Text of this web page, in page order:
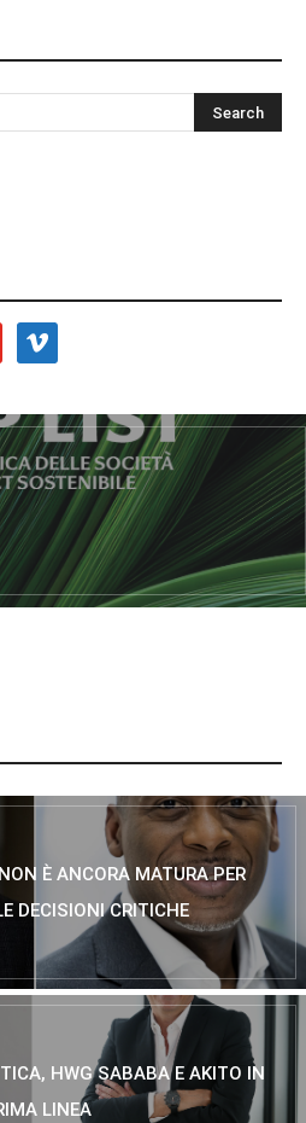
vimeo
È ANCORA MATURA PER
DECISIONI CRITICHE
HWG SABABA E AKITO IN
LINEA